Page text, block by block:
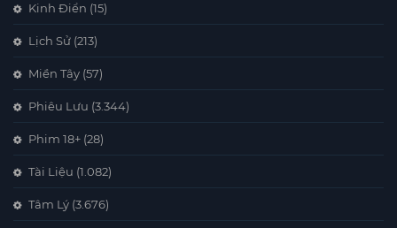
Kinh Điển (15)
Lịch Sử (213)
Miền Tây (57)
Phiêu Lưu (3.344)
Phim 18+ (28)
Tài Liệu (1.082)
Tâm Lý (3.676)